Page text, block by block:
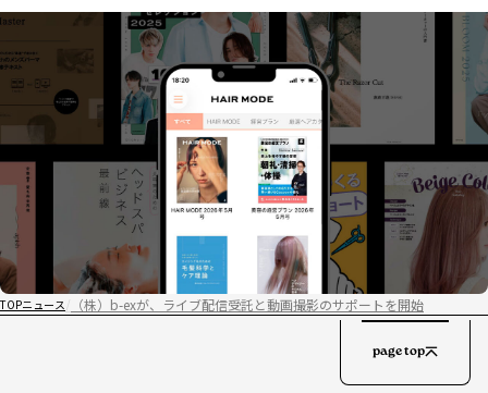
TOPニュース （株）b-exが、ライブ配信受託と動画撮影のサポートを開始
page top